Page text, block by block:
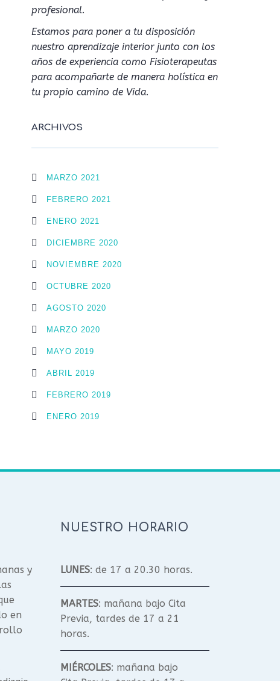
profesional.
Estamos para poner a tu disposición
nuestro aprendizaje interior junto con los
años de experiencia como Fisioterapeutas
para acompañarte de manera holística en
tu propio camino de Vida.
ARCHIVOS
MARZO 2021
FEBRERO 2021
ENERO 2021
DICIEMBRE 2020
NOVIEMBRE 2020
OCTUBRE 2020
AGOSTO 2020
MARZO 2020
MAYO 2019
ABRIL 2019
FEBRERO 2019
ENERO 2019
y
en
NUESTRO HORARIO
LUNES: de 17 a 20.30 horas.
MARTES: mañana bajo Cita
Previa, tardes de 17 a 21
horas.
MIÉRCOLES: mañana bajo